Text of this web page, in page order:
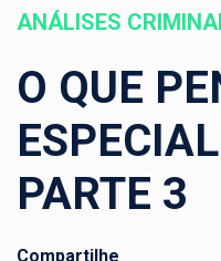
ANÁLISES
O QUE
PARTE 3
Compartilhe